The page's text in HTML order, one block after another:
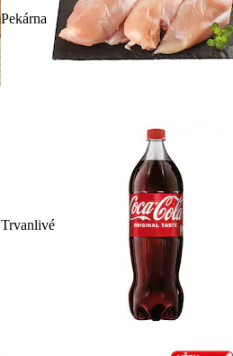
Pekárna
Trvanlivé